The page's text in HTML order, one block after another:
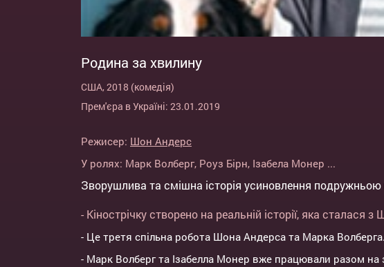
Родина за хвилину
США, 2018 (комедія)
Прем'єра в Україні: 23.01.2019
Режисер: Шон Андерс
У ролях: Марк Волберг, Роуз Бірн, Ізабела Монер ...
Зворушлива та смішна історія усиновлення подружньою
- Кінострічку створено на реальній історії, яка сталася
- Це третя спільна робота Шона Андерса та Марка Волберга.
- Марк Волберг та Ізабелла Монер вже працювали разом